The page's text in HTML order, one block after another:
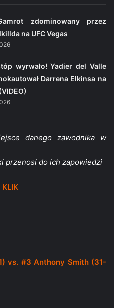
zdominowany przez
na UFC Vegas
wyrwało! Yadier del Valle
Darrena Elkinsa na
danego zawodnika w
przenosi do ich zapowiedzi
KLIK
vs. #3 Anthony Smith (31-